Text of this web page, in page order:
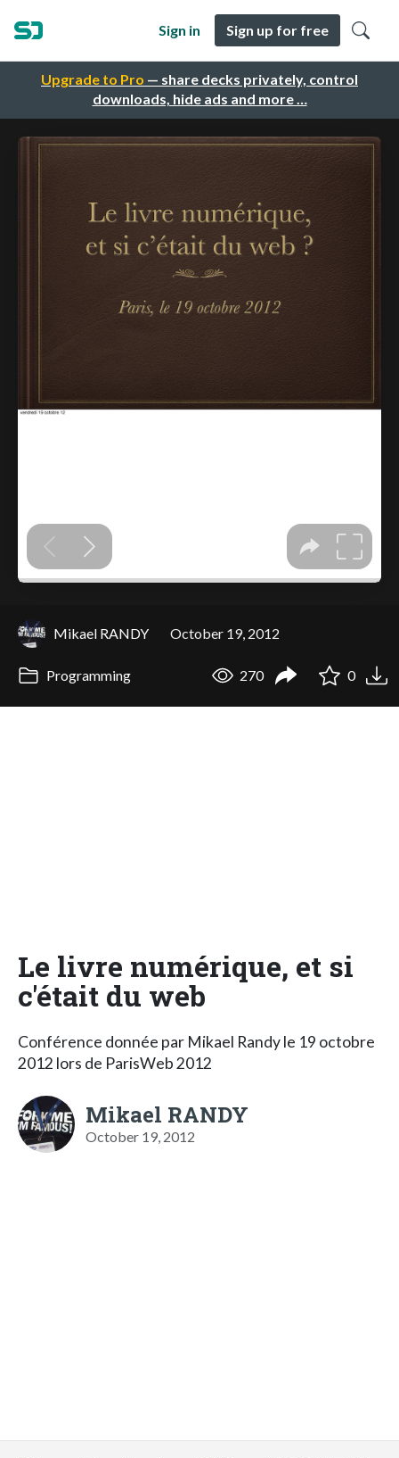
Upgrade to Pro — share decks privately, control
downloads, hide ads and more …
Sign in Sign up for free
Mikael RANDY October 19, 2012
Programming 270 0
Le livre numérique, et si
c'était du web
Conférence donnée par Mikael Randy le 19 octobre
2012 lors de ParisWeb 2012
Mikael RANDY
October 19, 2012